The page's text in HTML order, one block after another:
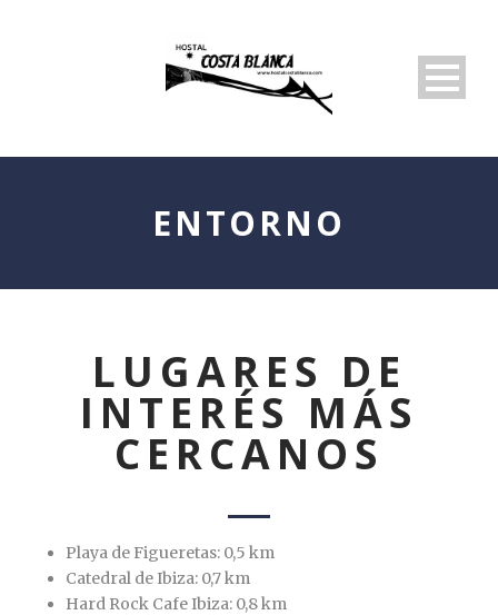
ENTORNO
LUGARES DE
INTERÉS MÁS
CERCANOS
Playa de Figueretas: 0,5 km
Catedral de Ibiza: 0,7 km
Hard Rock Cafe Ibiza: 0,8 km